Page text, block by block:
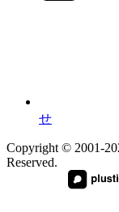
せ
Copyright © 2001-
Reserved.